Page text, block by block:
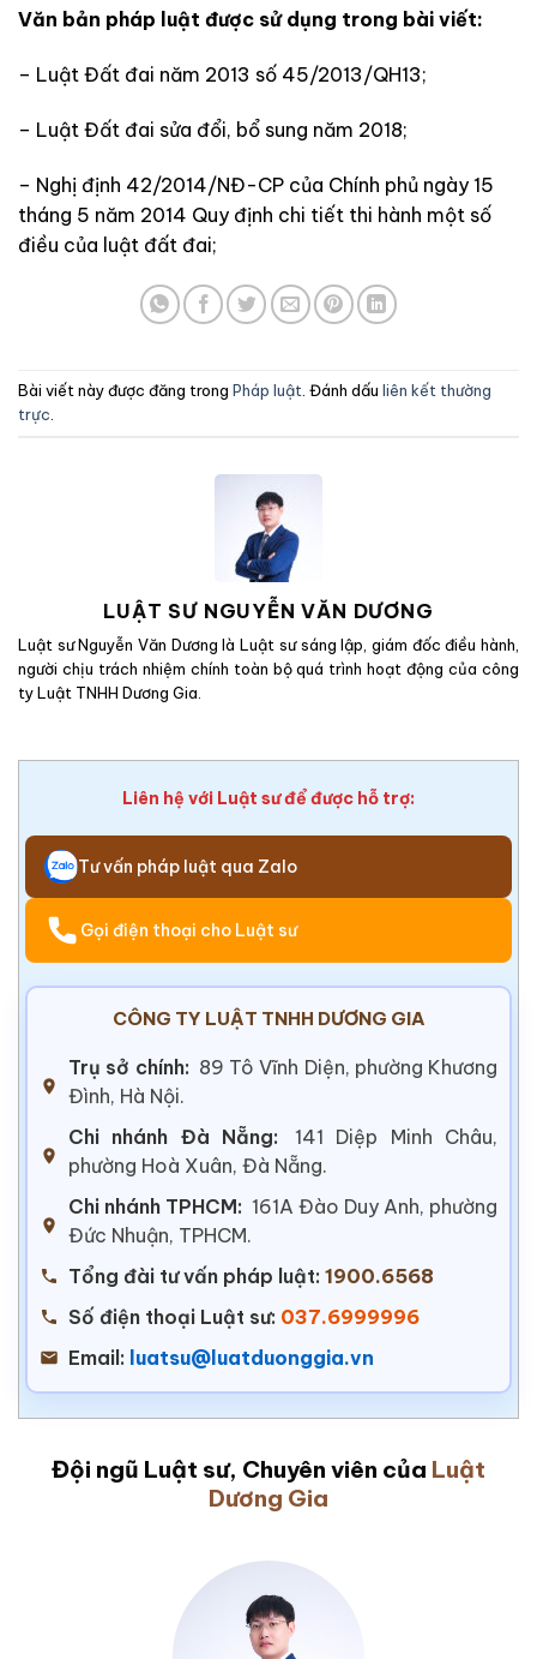
Văn bản pháp luật được sử dụng trong bài viết:
– Luật Đất đai năm 2013 số 45/2013/QH13;
– Luật Đất đai sửa đổi, bổ sung năm 2018;
– Nghị định 42/2014/NĐ-CP của Chính phủ ngày 15
tháng 5 năm 2014 Quy định chi tiết thi hành một số
điều của luật đất đai;
Bài viết này được đăng trong Pháp luật . Đánh dấu liên kết thường
trực
LUẬT SƯ NGUYỄN VĂN DƯƠNG
Luật sư Nguyễn Văn Dương là Luật sư sáng lập, giám đốc điều hành,
người chịu trách nhiệm chính toàn bộ quá trình hoạt động của công
ty Luật TNHH Dương Gia.
Liên hệ với Luật sư để được hỗ trợ:
Tư vấn pháp luật qua Zalo
Gọi điện thoại cho Luật sư
CÔNG TY LUẬT TNHH DƯƠNG GIA
Trụ sở chính: 89 Tô Vĩnh Diện, phường Khương
Đình, Hà Nội.
Chi nhánh Đà Nẵng:
141 Diệp Minh Châu,
phường Hoà Xuân, Đà Nẵng.
Chi nhánh TPHCM: 161A Đào Duy Anh, phường
Đức Nhuận, TPHCM.
Tổng đài tư vấn pháp luật: 1900.6568
Số điện thoại Luật sư: 037.6999996
Email: luatsu@luatduonggia.vn
Đội ngũ Luật sư, Chuyên viên của Luật
Dương Gia